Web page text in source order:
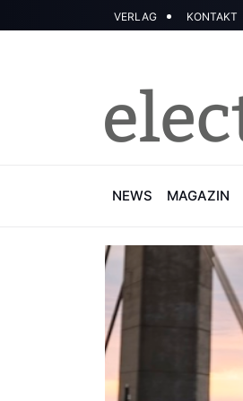
VERLAG KONTAKT
NEWS MAGAZIN